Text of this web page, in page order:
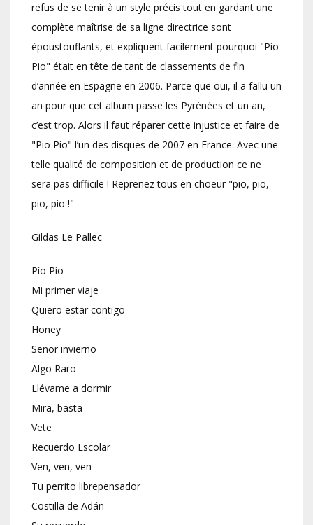
refus de se tenir à un style précis tout en gardant une
complète maîtrise de sa ligne directrice sont
époustouflants, et expliquent facilement pourquoi "Pio
Pio" était en tête de tant de classements de fin
d’année en Espagne en 2006. Parce que oui, il a fallu un
an pour que cet album passe les Pyrénées et un an,
c’est trop. Alors il faut réparer cette injustice et faire de
"Pio Pio" l’un des disques de 2007 en France. Avec une
telle qualité de composition et de production ce ne
sera pas difficile ! Reprenez tous en choeur "pio, pio,
pio, pio !"
Gildas Le Pallec
Pío Pío
Mi primer viaje
Quiero estar contigo
Honey
Señor invierno
Algo Raro
Llévame a dormir
Mira, basta
Vete
Recuerdo Escolar
Ven, ven, ven
Tu perrito librepensador
Costilla de Adán